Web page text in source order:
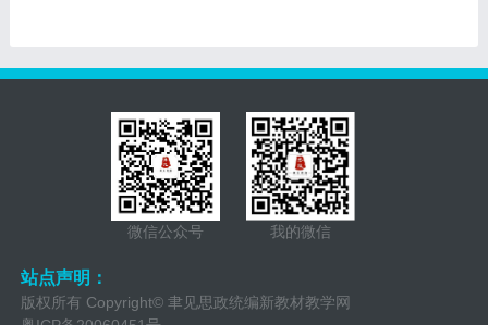
微信公众号 我的微信
站点声明：
版权所有 Copyright© 聿见思政统编新教材教学网